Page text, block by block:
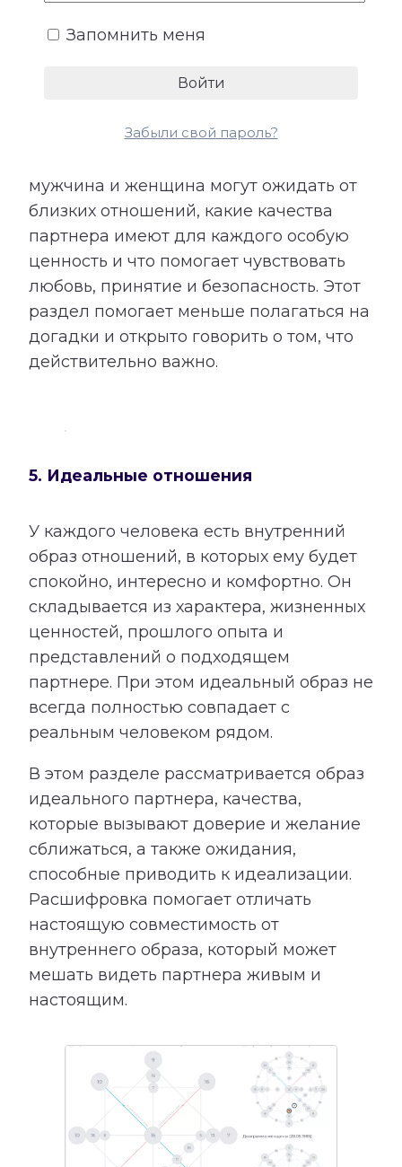
потребности произносятся вслух,
становится причиной обид и
мужчина и женщина могут ожидать от
близких отношений, какие качества
партнера имеют для каждого особую
ценность и что помогает чувствовать
любовь, принятие и безопасность. Этот
раздел помогает меньше полагаться на
догадки и открыто говорить о том, что
действительно важно.
5. Идеальные отношения
У каждого человека есть внутренний
образ отношений, в которых ему будет
спокойно, интересно и комфортно. Он
складывается из характера, жизненных
ценностей, прошлого опыта и
представлений о подходящем
партнере. При этом идеальный образ не
всегда полностью совпадает с
реальным человеком рядом.
В этом разделе рассматривается образ
идеального партнера, качества,
которые вызывают доверие и желание
сближаться, а также ожидания,
способные приводить к идеализации.
Расшифровка помогает отличать
настоящую совместимость от
внутреннего образа, который может
мешать видеть партнера живым и
настоящим.
Запомнить меня
Забыли свой пароль?